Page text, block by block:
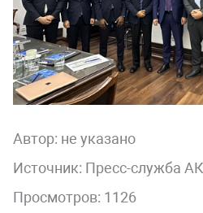
Автор: не указано
Источник: Пресс-служба
Просмотров: 1126